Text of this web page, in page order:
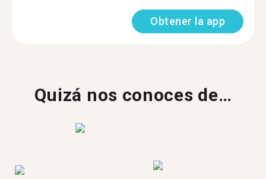
Obtener la app
Quizá nos conoces de…